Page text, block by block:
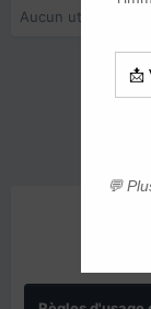
Aucun utilisateur